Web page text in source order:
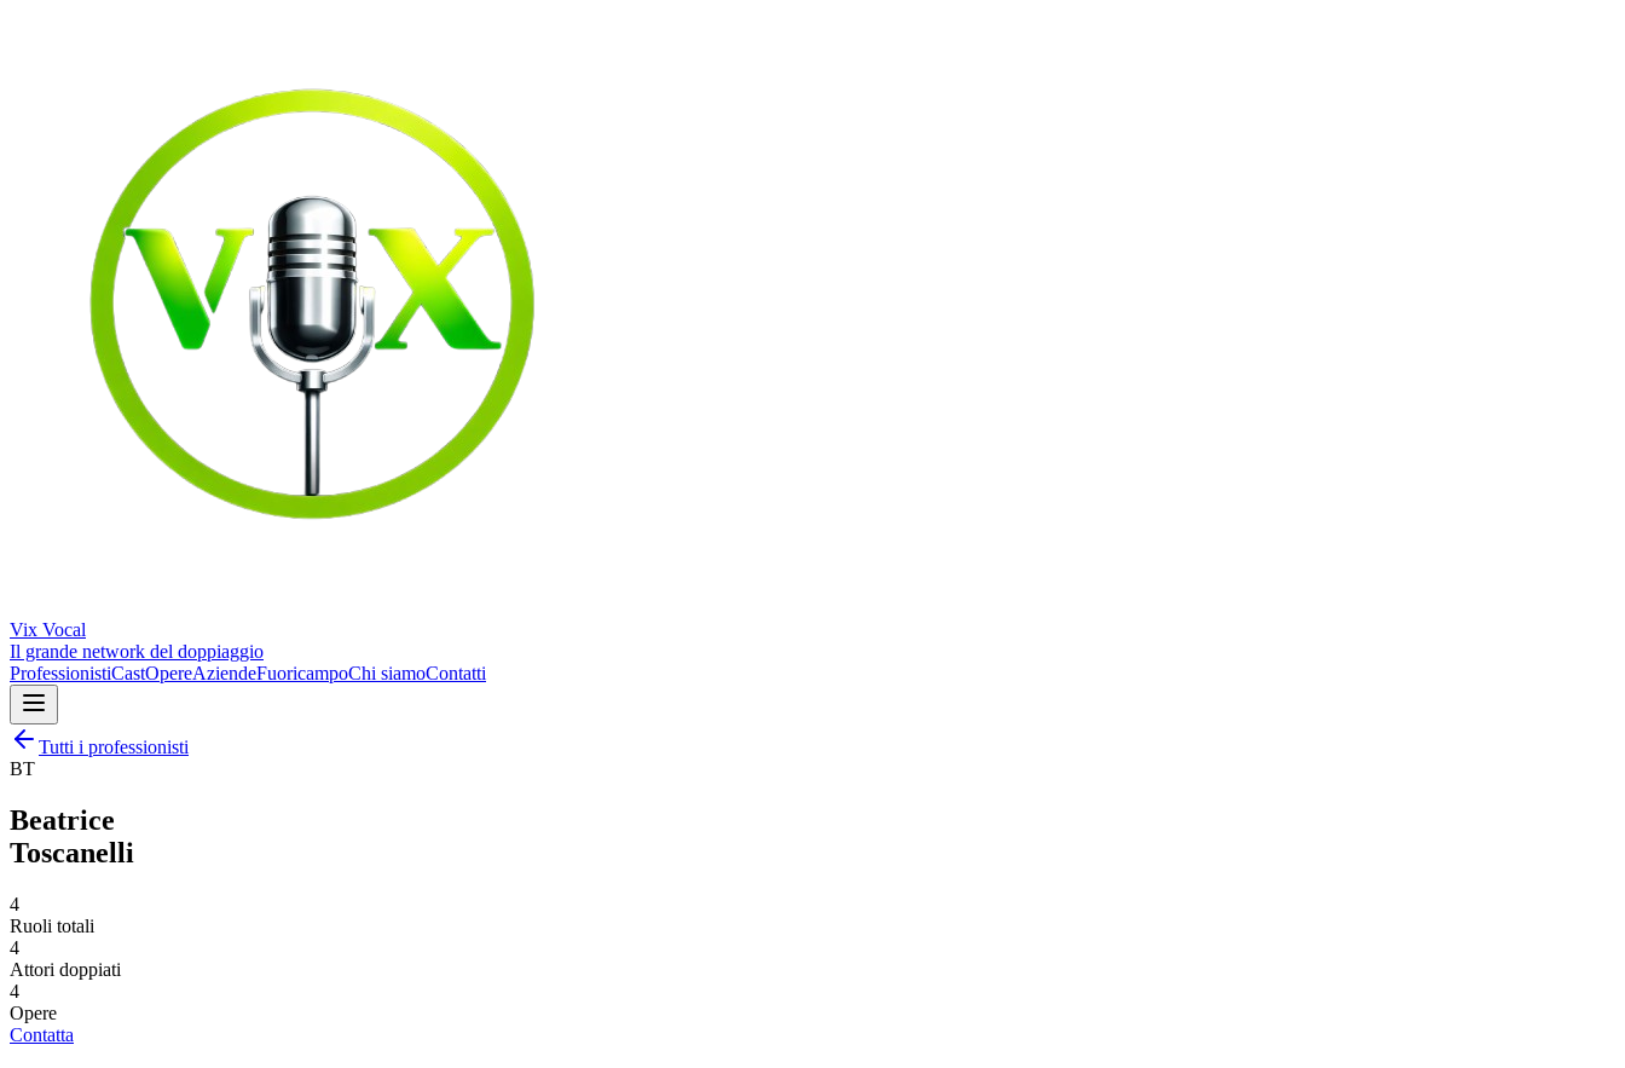
Vix Vocal
Il grande network del doppiaggio
ProfessionistiCastOpereAziendeFuoricampoChi siamoContatti
Tutti i professionisti
BT
Beatrice
Toscanelli
4
Ruoli totali
4
Attori doppiati
4
Opere
Contatta